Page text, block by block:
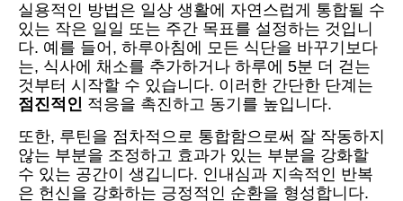
실용적인 방법은 일상 생활에 자연스럽게 통합될 수
있는 작은 일일 또는 주간 목표를 설정하는 것입니
다. 예를 들어, 하루아침에 모든 식단을 바꾸기보다
는, 식사에 채소를 추가하거나 하루에 5분 더 걷는
것부터 시작할 수 있습니다. 이러한 간단한 단계는
점진적인 적응을 촉진하고 동기를 높입니다.
또한, 루틴을 점차적으로 통합함으로써 잘 작동하지
않는 부분을 조정하고 효과가 있는 부분을 강화할
수 있는 공간이 생깁니다. 인내심과 지속적인 반복
은 헌신을 강화하는 긍정적인 순환을 형성합니다.